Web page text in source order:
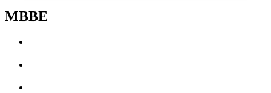
MBBE